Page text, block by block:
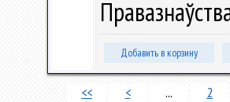
Добавить в корзину
<< < ... 2